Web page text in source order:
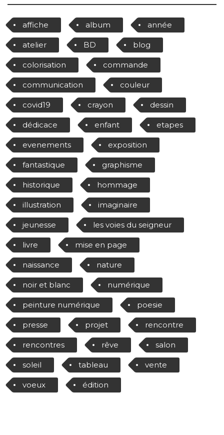
affiche album année
atelier BD blog
colorisation commande
communication couleur
covid19 crayon dessin
dédicace enfant etapes
evenements exposition
fantastique graphisme
historique hommage
illustration imaginaire
jeunesse les voies du seigneur
livre mise en page
naissance nature
noir et blanc numérique
peinture numérique poesie
presse projet rencontre
rencontres rêve salon
soleil tableau vente
voeux édition